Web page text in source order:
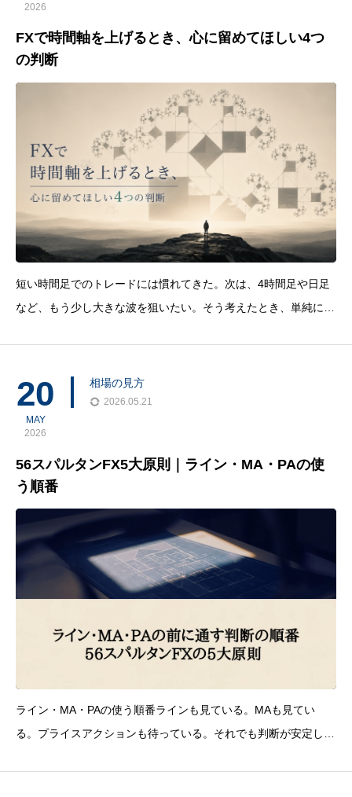
2026
FXで時間軸を上げるとき、心に留めてほしい4つ
の判断
短い時間足でのトレードには慣れてきた。次は、4時間足や日足
など、もう少し大きな波を狙いたい。そう考えたとき、単純にチ
決済してしまう。大きな値幅を想定して入ったのに、含
20
MAY
2026
相場の見方
2026.05.21
56スパルタンFX5大原則｜ライン・MA・PAの使
う順番
ライン・MA・PAの使う順番ラインも見ている。MAも見てい
る。プライスアクションも待っている。それでも判断が安定しな